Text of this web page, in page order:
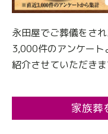
永田屋でご葬儀をさ
3,000件のアンケート
紹介させていただきま
家族葬